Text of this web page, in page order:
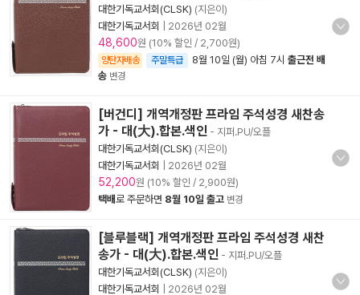
대한기독교서회(CLSK) (지은이)
대한기독교서회
2026년 02월
48,600원 (10% 할인 / 2,700원)
양탄자배송 주말특급 8월 10일 (월) 아침 7시 출근전 배
송 변경
[버건디] 개역개정판 프라임 주석성경 새찬송
가 - 대(大).합본.색인 - 지퍼.PU/오플
대한기독교서회(CLSK) (지은이)
대한기독교서회
2026년 02월
52,200원 (10% 할인 / 2,900원)
택배로 주문하면 8월 10일 출고 변경
[블루블랙] 개역개정판 프라임 주석성경 새찬
송가 - 대(大).합본.색인 - 지퍼.PU/오플
대한기독교서회(CLSK) (지은이)
대한기독교서회
2026년 02월